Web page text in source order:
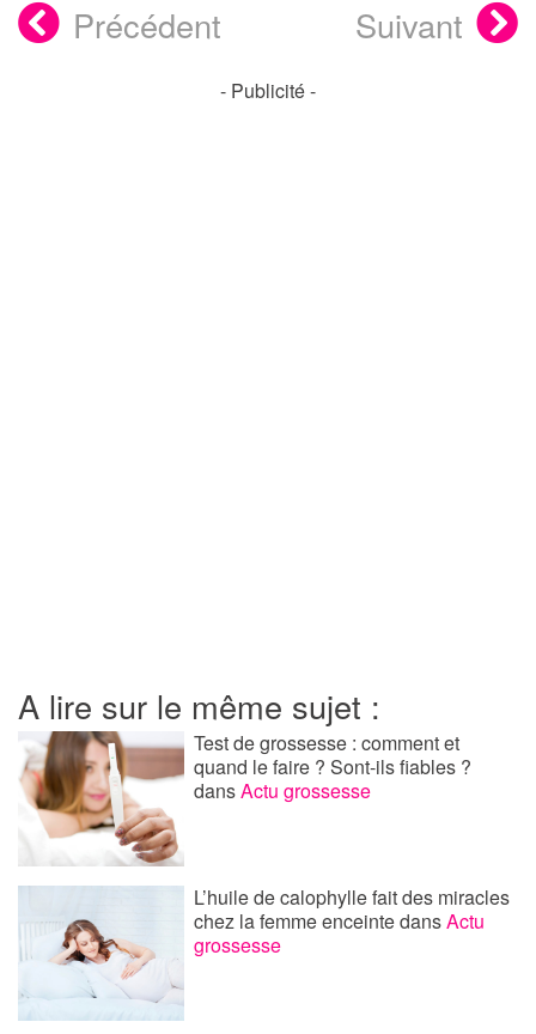
Précédent Suivant
- Publicité -
A lire sur le même sujet :
Test de grossesse : comment et
quand le faire ? Sont-ils fiables ?
dansActu grossesse
L’huile de calophylle fait des miracles
chez la femme enceintedansActu
grossesse